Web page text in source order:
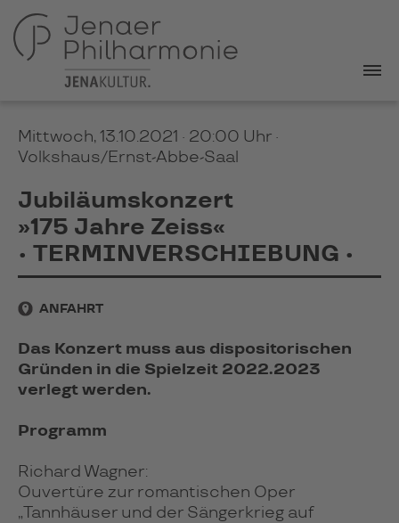
Mittwoch, 13.10.2021 · 20:00 Uhr ·
Volkshaus/Ernst-Abbe-Saal
Jubiläumskonzert
»175 Jahre Zeiss«
• TERMINVERSCHIEBUNG •
ANFAHRT
Das Konzert muss aus dispositorischen
Gründen in die Spielzeit 2022.2023
verlegt werden.
Programm
Richard Wagner:
Ouvertüre zur romantischen Oper
„Tannhäuser und der Sängerkrieg auf